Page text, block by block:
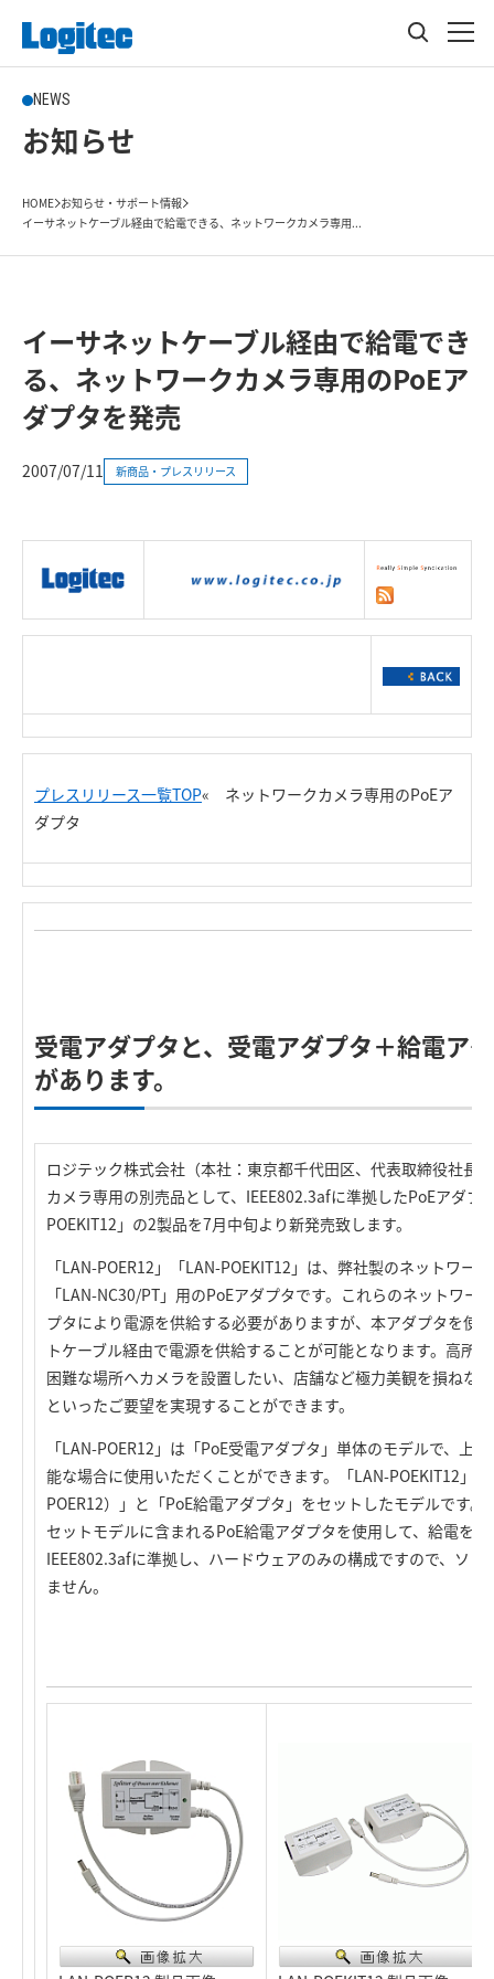
NEWS
お知らせ
HOME お知らせ・サポート情報
イーサネットケーブル経由で給電できる、ネットワークカメラ専用...
イーサネットケーブル経由で給電でき
る、ネットワークカメラ専用のPoEア
ダプタを発売
2007/07/11 新商品・プレスリリース
プレスリリース一覧TOP« ネットワークカメラ専用のPoEア
ダプタ
受電アダプタと、受電アダプタ＋給電ア
があります。
ロジテック株式会社（本社：東京都千代田区、代表取締役社長
カメラ専用の別売品として、IEEE802.3afに準拠したPoEアダプ
POEKIT12」の2製品を7月中旬より新発売致します。
「LAN-POER12」「LAN-POEKIT12」は、弊社製のネットワー
「LAN-NC30/PT」用のPoEアダプタです。これらのネットワー
プタにより電源を供給する必要がありますが、本アダプタを使
トケーブル経由で電源を供給することが可能となります。高所
困難な場所へカメラを設置したい、店舗など極力美観を損ねな
といったご要望を実現することができます。
「LAN-POER12」は「PoE受電アダプタ」単体のモデルで、上
能な場合に使用いただくことができます。「LAN-POEKIT12」
POER12）」と「PoE給電アダプタ」をセットしたモデルです
セットモデルに含まれるPoE給電アダプタを使用して、給電を
IEEE802.3afに準拠し、ハードウェアのみの構成ですので、ソ
ません。